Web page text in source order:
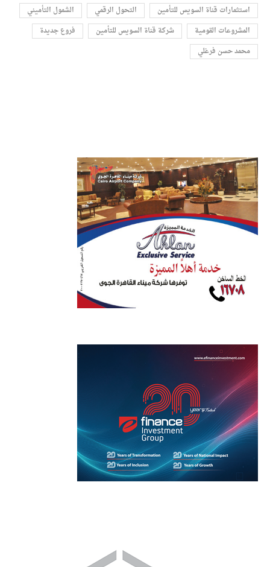
استثمارات قناة السويس للتأمين التحول الرقمي
الشمول التأميني
المشروعات القومية
شركة قناة السويس للتأمين
فروع جديدة
محمد حسن فرغلي